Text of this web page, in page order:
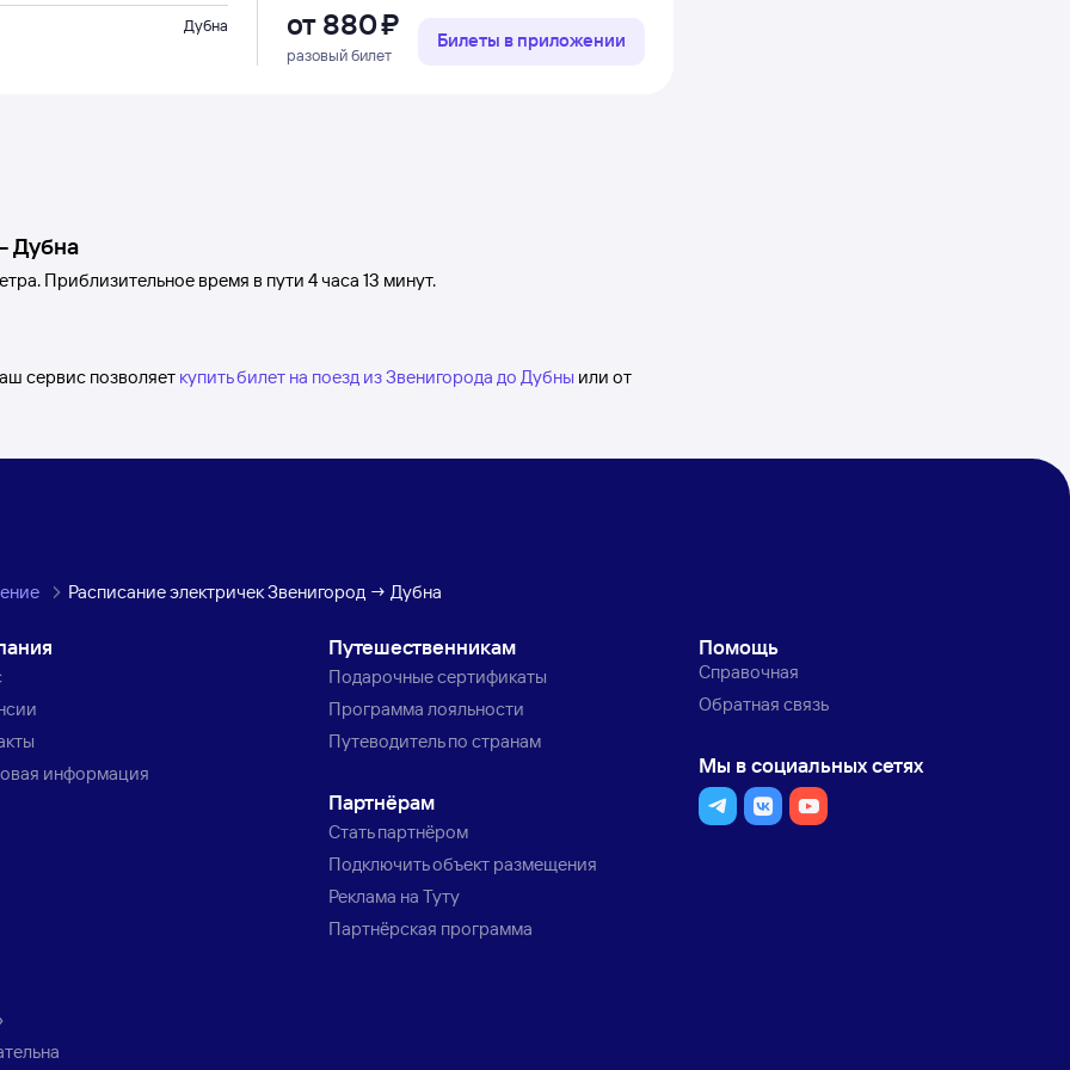
Дубна от 880 ⁠₽
разовый билет
Билеты в приложении
Дубна
Приблизительное время в пути 4часа 13 минут.
сервис позволяет купить билет на поезд из Звенигорода до Дубны или от
Расписание электричек Звенигород → Дубна
информация
Путешественникам
Подарочные сертификаты
Программа лояльности
Путеводитель по странам
Партнёрам
Стать партнёром
Подключить объект размещения
Реклама на Туту
Партнёрская программа
Помощь
Справочная
Обратная связь
Мы в социальных сетях